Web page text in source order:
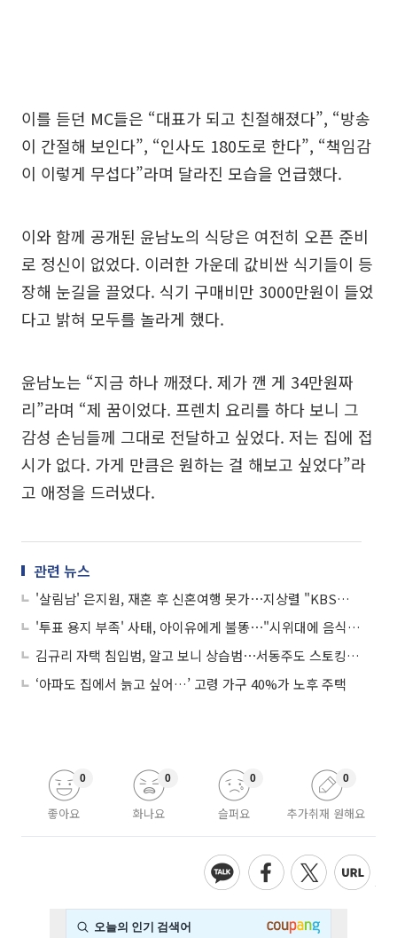
이를 듣던 MC들은 “대표가 되고 친절해졌다”, “방송
이 간절해 보인다”, “인사도 180도로 한다”, “책임감
이 이렇게 무섭다”라며 달라진 모습을 언급했다.
이와 함께 공개된 윤남노의 식당은 여전히 오픈 준비
로 정신이 없었다. 이러한 가운데 값비싼 식기들이 등
장해 눈길을 끌었다. 식기 구매비만 3000만원이 들었
다고 밝혀 모두를 놀라게 했다.
윤남노는 “지금 하나 깨졌다. 제가 깬 게 34만원짜
리”라며 “제 꿈이었다. 프렌치 요리를 하다 보니 그
감성 손님들께 그대로 전달하고 싶었다. 저는 집에 접
시가 없다. 가게 만큼은 원하는 걸 해보고 싶었다”라
고 애정을 드러냈다.
관련 뉴스
'살림남' 은지원, 재혼 후 신혼여행 못가⋯지상렬 "KBS서 방송 정지 내려야"
'투표 용지 부족' 사태, 아이유에게 불똥⋯"시위대에 음식 보내라"
김규리 자택 침입범, 알고 보니 상습범⋯서동주도 스토킹 "검침원 사칭"
‘아파도 집에서 늙고 싶어…’ 고령 가구 40%가 노후 주택
좋아요
0
화나요
0
슬퍼요
0
추가취재 원해요
0